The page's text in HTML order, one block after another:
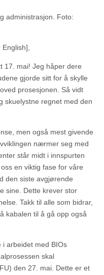
administrasjon. Foto:
17. mai! Jeg håper dere
gjorde sitt for å skylle
prosesjonen. Så vidt
skuelystne regnet med den
men også mest givende
nærmer seg med
står midt i innspurten
en viktig fase for våre
den siste avgjørende
sine. Dette krever stor
Takk til alle som bidrar,
kabalen til å gå opp også
i arbeidet med BIOs
skal
den 27. mai. Dette er et